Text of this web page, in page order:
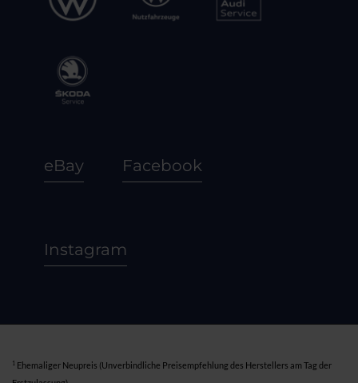
eBay Facebook
Instagram
1
Ehemaliger Neupreis (Unverbindliche Preisempfehlung des Herstellers am Tag der